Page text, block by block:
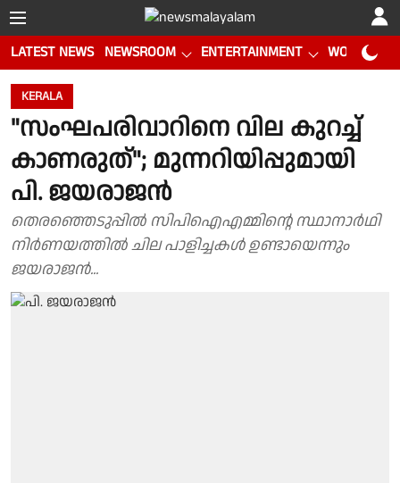
LATEST NEWS NEWSROOM ENTERTAINMENT WORLD CUP
KERALA
"സംഘപരിവാറിനെ വില കുറച്ച്
കാണരുത്"; മുന്നറിയിപ്പുമായി
പി. ജയരാജൻ
തെരഞ്ഞെടുപ്പിൽ സിപിഐഎമ്മിൻ്റെ സ്ഥാനാർഥി
നിർണയത്തിൽ ചില പാളിച്ചകൾ ഉണ്ടായെന്നും
ജയരാജൻ...